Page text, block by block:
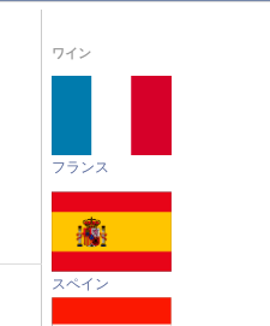
ワイン
フランス
スペイン